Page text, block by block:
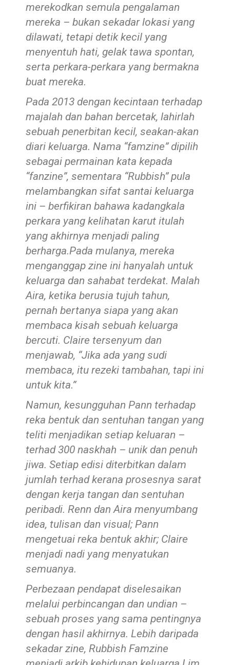
merekodkan semula pengalaman
mereka – bukan sekadar lokasi yang
dilawati, tetapi detik kecil yang
menyentuh hati, gelak tawa spontan,
serta perkara-perkara yang bermakna
buat mereka.
Pada 2013 dengan kecintaan terhadap
majalah dan bahan bercetak, lahirlah
sebuah penerbitan kecil, seakan-akan
diari keluarga. Nama “famzine” dipilih
sebagai permainan kata kepada
“fanzine”, sementara “Rubbish” pula
melambangkan sifat santai keluarga
ini – berfikiran bahawa kadangkala
perkara yang kelihatan karut itulah
yang akhirnya menjadi paling
berharga.Pada mulanya, mereka
menganggap zine ini hanyalah untuk
keluarga dan sahabat terdekat. Malah
Aira, ketika berusia tujuh tahun,
pernah bertanya siapa yang akan
membaca kisah sebuah keluarga
bercuti. Claire tersenyum dan
menjawab, “Jika ada yang sudi
membaca, itu rezeki tambahan, tapi ini
untuk kita.”
Namun, kesungguhan Pann terhadap
reka bentuk dan sentuhan tangan yang
teliti menjadikan setiap keluaran –
terhad 300 naskhah – unik dan penuh
jiwa. Setiap edisi diterbitkan dalam
jumlah terhad kerana prosesnya sarat
dengan kerja tangan dan sentuhan
peribadi. Renn dan Aira menyumbang
idea, tulisan dan visual; Pann
mengetuai reka bentuk akhir; Claire
menjadi nadi yang menyatukan
semuanya.
Perbezaan pendapat diselesaikan
melalui perbincangan dan undian –
sebuah proses yang sama pentingnya
dengan hasil akhirnya. Lebih daripada
sekadar zine, Rubbish Famzine